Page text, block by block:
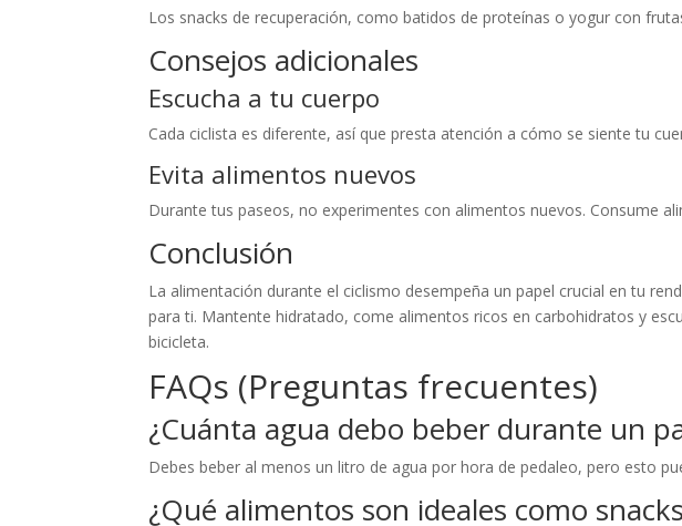
Los snacks de recuperación, como batidos de proteínas o yogur con
Consejos adicionales
Escucha a tu cuerpo
Cada ciclista es diferente, así que presta atención a cómo se siente tu
Evita alimentos nuevos
Durante tus paseos, no experimentes con alimentos nuevos. Consume
Conclusión
La alimentación durante el ciclismo desempeña un papel crucial en tu
para ti. Mantente hidratado, come alimentos ricos en carbohidratos y
bicicleta.
FAQs (Preguntas frecuentes)
¿Cuánta agua debo beber durante un
Debes beber al menos un litro de agua por hora de pedaleo, pero esto
¿Qué alimentos son ideales como